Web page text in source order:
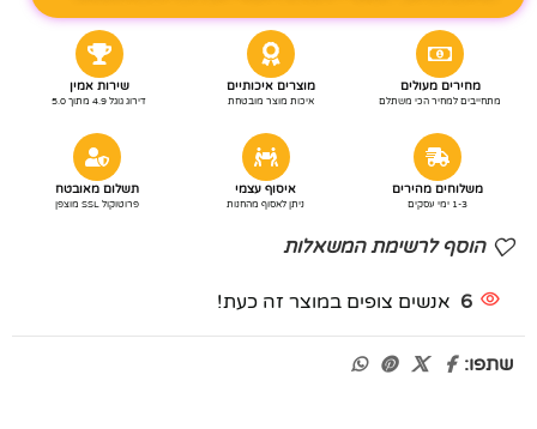
מחירים מעולים
מתחייבים למחיר הכי משתלם
מוצרים איכותיים
איכות מוצר מובטחת
שירות אמין
דירוג גוגל 4.9 מתוך 5.0
משלוחים מהירים
1-3 ימי עסקים
איסוף עצמי
ניתן לאסוף מהחנות
תשלום מאובטח
פרוטוקול SSL מוצפן
הוסף לרשימת המשאלות
6 אנשים צופים במוצר זה כעת!
שתפו: